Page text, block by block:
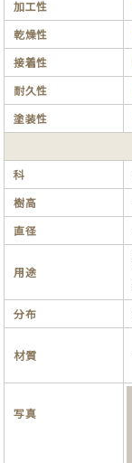
加工性
乾燥性
接着性
耐久性
塗装性
科
樹高
直径
用途
分布
材質
写真